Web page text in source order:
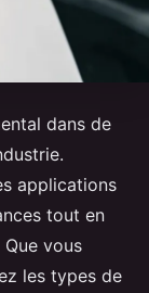
dans de
applications
tout en
vous
les types de